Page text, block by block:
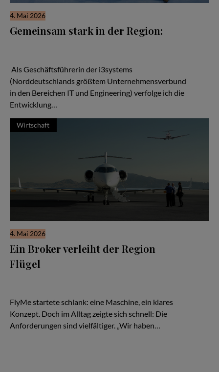
4. Mai 2026
Gemeinsam stark in der Region:
Als Geschäftsführerin der i3systems
(Norddeutschlands größtem Unternehmensverbund
in den Bereichen IT und Engineering) verfolge ich die
Entwicklung…
Wirtschaft
4. Mai 2026
Ein Broker verleiht der Region
Flügel
FlyMe startete schlank: eine Maschine, ein klares
Konzept. Doch im Alltag zeigte sich schnell: Die
Anforderungen sind vielfältiger. „Wir haben…